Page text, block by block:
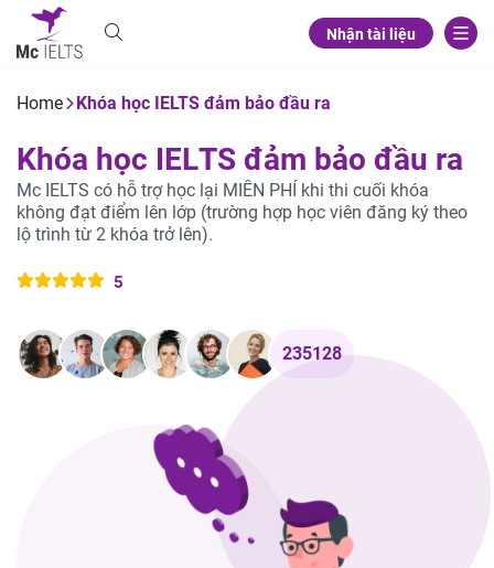
Nhận tài liệu
Home Khóa học IELTS đảm bảo đầu ra
Khóa học IELTS đảm bảo đầu ra
Mc IELTS có hỗ trợ học lại MIỄN PHÍ khi thi cuối khóa
không đạt điểm lên lớp (trường hợp học viên đăng ký theo
lộ trình từ 2 khóa trở lên).
5
235128